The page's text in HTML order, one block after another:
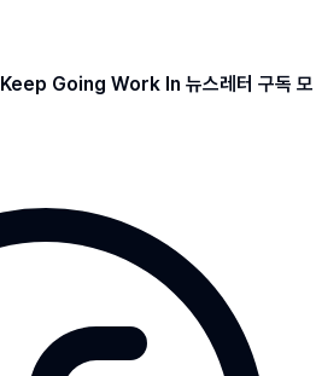
Keep Going Work In 뉴스레터 구독 모